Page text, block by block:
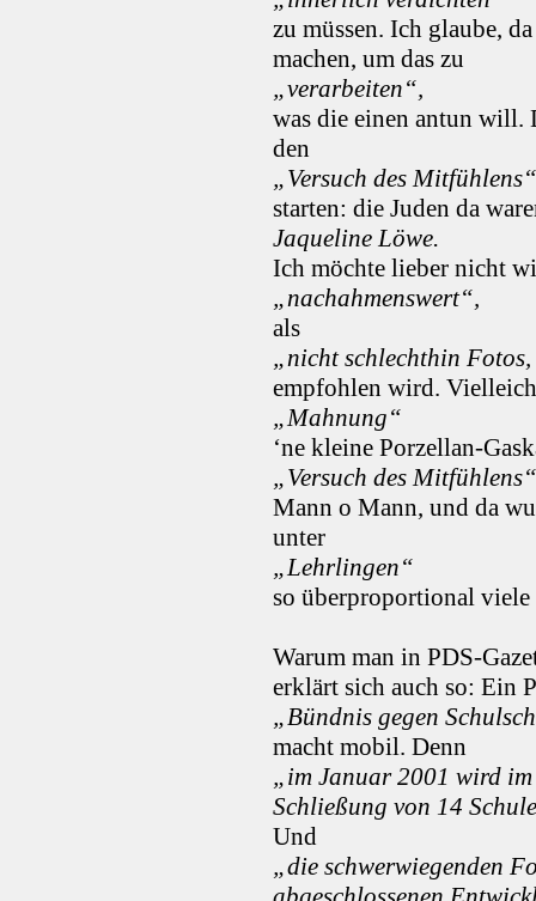
zu müssen. Ich glaube,
machen, um das zu
„verarbeiten“,
was die einen antun will.
den
„Versuch des Mitfühlens“
starten: die Juden da
Jaqueline Löwe.
Ich möchte lieber nicht
„nachahmenswert“,
als
„nicht schlechthin
empfohlen wird.
„Mahnung“
‘ne kleine Porzellan-
„Versuch des
Mann o Mann, und da
unter
„Lehrlingen“
so überproportional
Warum man in PDS-
erklärt sich auch so: Ein
„Bündnis gegen
macht mobil. Denn
„im Januar 2001 wird
Schließung von 14
Und
„die schwerwiegenden